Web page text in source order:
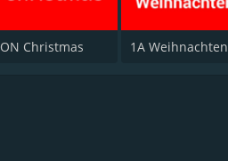
ON Christmas 1A Weihnachten